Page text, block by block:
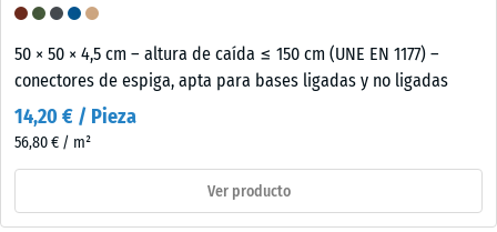
50 × 50 × 4,5 cm – altura de caída ≤ 150 cm (UNE EN 1177) –
conectores de espiga, apta para bases ligadas y no ligadas
14,20 € / Pieza
56,80 € / m²
Ver producto